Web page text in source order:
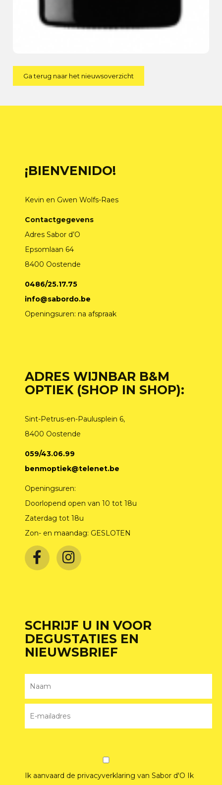
Ga terug naar het nieuwsoverzicht
¡BIENVENIDO!
Kevin en Gwen Wolfs-Raes
Contactgegevens
Adres Sabor d’O
Epsomlaan 64
8400 Oostende
0486/25.17.75
info@sabordo.be
Openingsuren: na afspraak
ADRES WIJNBAR B&M
OPTIEK (SHOP IN SHOP):
Sint-Petrus-en-Paulusplein 6,
8400 Oostende
059/43.06.99
benmoptiek@telenet.be
Openingsuren:
Doorlopend open van 10 tot 18u
Zaterdag tot 18u
Zon- en maandag: GESLOTEN
SCHRIJF U IN VOOR
DEGUSTATIES EN
NIEUWSBRIEF
Ik aanvaard de privacyverklaring van Sabor d'O Ik